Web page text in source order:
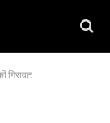
गिरावट